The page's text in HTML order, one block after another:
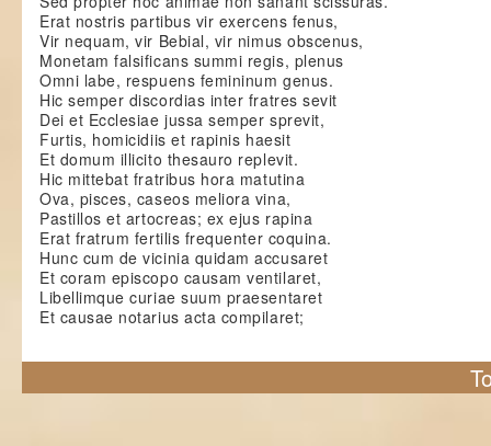
Erat nostris partibus vir exercens fenus,
Vir nequam, vir Bebial, vir nimus obscenus,
Monetam falsificans summi regis, plenus
Omni labe, respuens femininum genus.
Hic semper discordias inter fratres sevit
Dei et Ecclesiae jussa semper sprevit,
Furtis, homicidiis et rapinis haesit
Et domum illicito thesauro replevit.
Hic mittebat fratribus hora matutina
Ova, pisces, caseos meliora vina,
Pastillos et artocreas; ex ejus rapina
Erat fratrum fertilis frequenter coquina.
Hunc cum de vicinia quidam accusaret
Et coram episcopo causam ventilaret,
Libellimque curiae suum praesentaret
Et causae notarius acta compilaret;